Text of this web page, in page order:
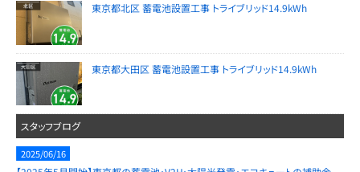
東京都北区 蓄電池設置工事 トライブリッド14.9kWh
東京都大田区 蓄電池設置工事 トライブリッド14.9kWh
スタッフブログ
2025/06/16